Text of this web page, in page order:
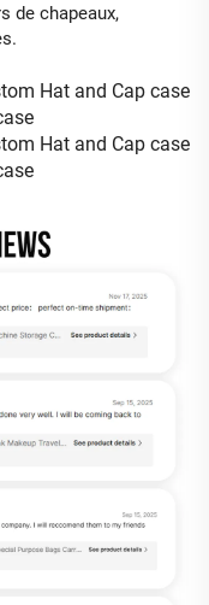
de chapeaux,